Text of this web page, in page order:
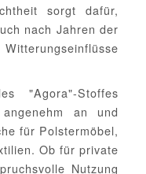
sorgt dafür,
nach Jahren der
"Agora"-Stoffes
an und
für Polstermöbel,
Ob für private
Nutzung